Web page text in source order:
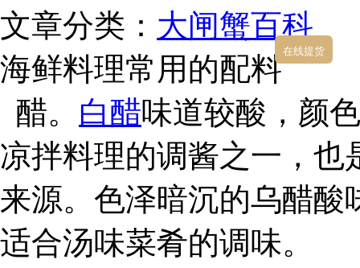
文章分类： 大闸蟹百科
海鲜料理常用的配料
醋。 白醋味道较酸，颜
凉拌料理的调酱之一，也
来源。色泽暗沉的乌醋酸
适合汤味菜肴的调味。
在线提货